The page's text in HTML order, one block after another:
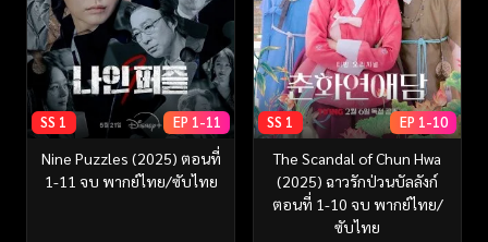
SS 1 EP 1-11
Nine Puzzles (2025) ตอนที่
1-11 จบ พากย์ไทย/ซับไทย
SS 1 EP 1-10
The Scandal of Chun Hwa
(2025) ฉาวรักป่วนบัลลังก์
ตอนที่ 1-10 จบ พากย์ไทย/
ซับไทย